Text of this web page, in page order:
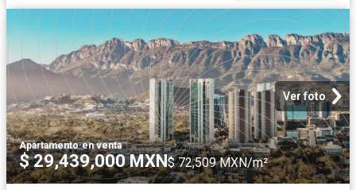
Ver foto
Apartamento·en venta
$ 29,439,000 MXN$ 72,509 MXN/m²